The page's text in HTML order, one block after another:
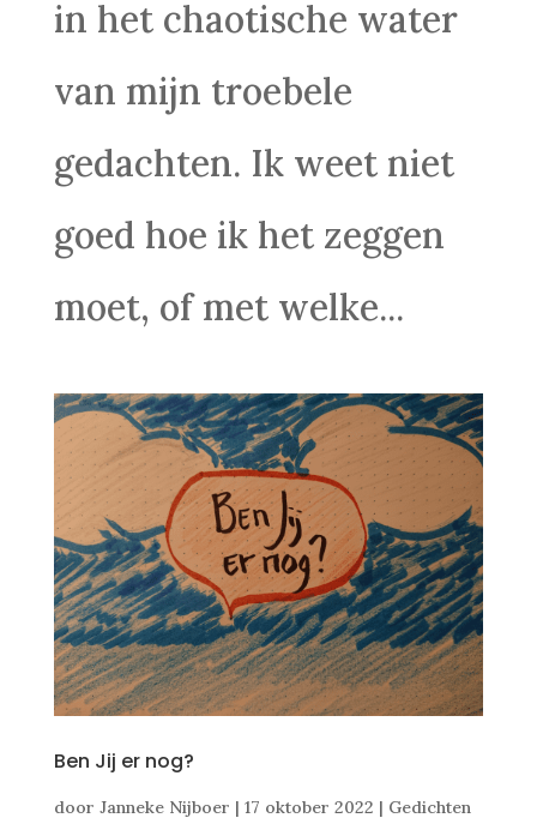
in het chaotische water
van mijn troebele
gedachten. Ik weet niet
goed hoe ik het zeggen
moet, of met welke...
Ben Jij er nog?
door Janneke Nijboer | 17 oktober 2022 | Gedichten